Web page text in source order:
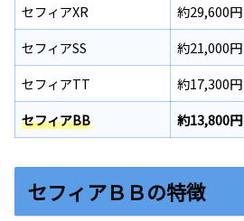
セフィアXR
約29,600円
セフィアSS
約21,000円
セフィアTT
約17,300円
セフィアBB
約13,800円
セフィアＢＢの特徴